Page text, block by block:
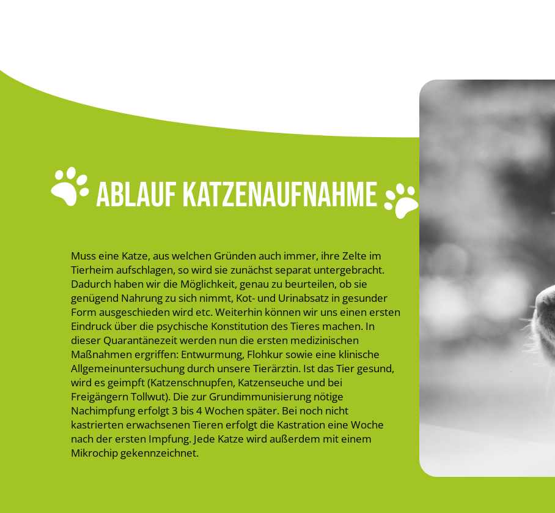
ABLAUF KATZENAUFNAHME
Muss eine Katze, aus welchen Gründen auch immer, ihre Zelte im
Tierheim aufschlagen, so wird sie zunächst separat untergebracht.
Dadurch haben wir die Möglichkeit, genau zu beurteilen, ob sie
genügend Nahrung zu sich nimmt, Kot- und Urinabsatz in gesunder
Form ausgeschieden wird etc. Weiterhin können wir uns einen ersten
Eindruck über die psychische Konstitution des Tieres machen. In
dieser Quarantänezeit werden nun die ersten medizinischen
Maßnahmen ergriffen: Entwurmung, Flohkur sowie eine klinische
Allgemeinuntersuchung durch unsere Tierärztin. Ist das Tier gesund,
wird es geimpft (Katzenschnupfen, Katzenseuche und bei
Freigängern Tollwut). Die zur Grundimmunisierung nötige
Nachimpfung erfolgt 3 bis 4 Wochen später. Bei noch nicht
kastrierten erwachsenen Tieren erfolgt die Kastration eine Woche
nach der ersten Impfung. Jede Katze wird außerdem mit einem
Mikrochip gekennzeichnet.